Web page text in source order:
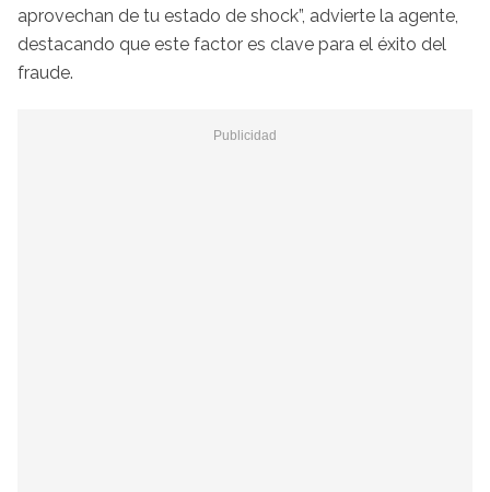
aprovechan de tu estado de shock”, advierte la agente,
destacando que este factor es clave para el éxito del
fraude.